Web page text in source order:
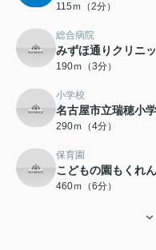
115ｍ（2分）
総合病院
みずほ通りクリニ
190ｍ（3分）
小学校
名古屋市立瑞穂小
290ｍ（4分）
保育園
こどもの園もくれ
460ｍ（6分）